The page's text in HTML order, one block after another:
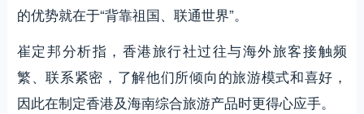
的优势就在于“背靠祖国、联通世界”。
崔定邦分析指，香港旅行社过往与海外旅客接触频
繁、联系紧密，了解他们所倾向的旅游模式和喜好，
因此在制定香港及海南综合旅游产品时更得心应手。